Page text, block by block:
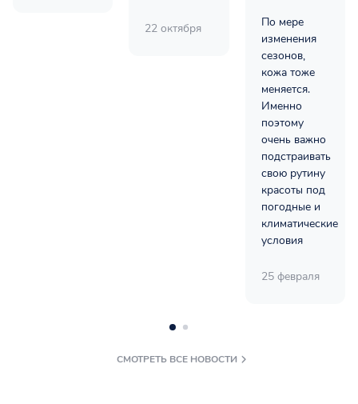
22 октября
По мере
изменения
сезонов,
кожа тоже
меняется.
Именно
поэтому
очень важно
подстраивать
свою рутину
красоты под
погодные и
климатические
условия
25 февраля
СМОТРЕТЬ ВСЕ НОВОСТИ